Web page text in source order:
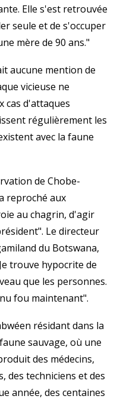
Elle s'est retrouvée
seule et de s'occuper
mère de 90 ans."
aucune mention de
vicieuse ne
cas d'attaques
régulièrement les
avec la faune
de Chobe-
reproché aux
au chagrin, d'agir
Le directeur
du Botswana,
trouve hypocrite de
que les personnes.
fou maintenant".
résidant dans la
sauvage, où une
des médecins,
des techniciens et des
année, des centaines